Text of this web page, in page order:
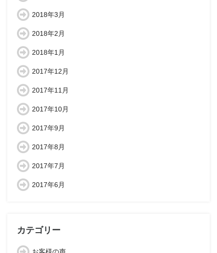
2018年3月
2018年2月
2018年1月
2017年12月
2017年11月
2017年10月
2017年9月
2017年8月
2017年7月
2017年6月
カテゴリー